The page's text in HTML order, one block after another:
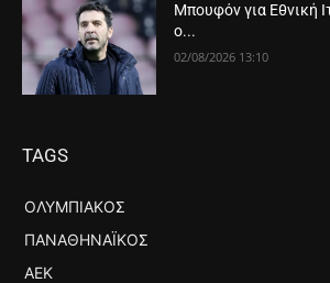
Μπουφόν για Εθνική
ο...
02/08/2026 13:10
TAGS
ΟΛΥΜΠΙΑΚΌΣ
ΠΑΝΑΘΗΝΑΪΚΌΣ
ΑΕΚ